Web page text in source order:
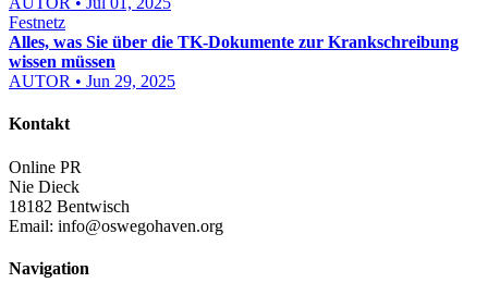
Festnetz
Alles, was Sie über die TK-Dokumente zur Krankschreibung
wissen müssen
AUTOR • Jun 29, 2025
Kontakt
Online PR
Nie Dieck
18182 Bentwisch
Email: info@oswegohaven.org
Navigation